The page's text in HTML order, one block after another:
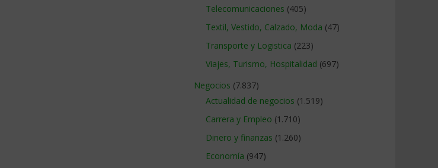
Telecomunicaciones (405)
Textil, Vestido, Calzado, Moda (47)
Transporte y Logistica (223)
Viajes, Turismo, Hospitalidad (697)
Negocios (7.837)
Actualidad de negocios (1.519)
Carrera y Empleo (1.710)
Dinero y finanzas (1.260)
Economía (947)